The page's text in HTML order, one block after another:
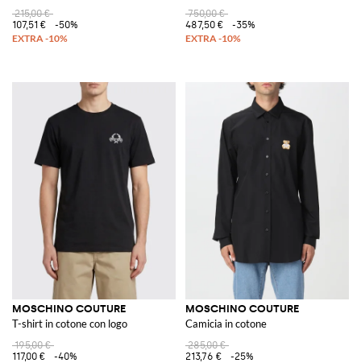
215,00 €
107,51 €
-50%
750,00 €
487,50 €
-35%
MOSCHINO COUTURE
T-shirt in cotone con logo
195,00 €
117,00 €
-40%
MOSCHINO COUTURE
Camicia in cotone
285,00 €
213,76 €
-25%